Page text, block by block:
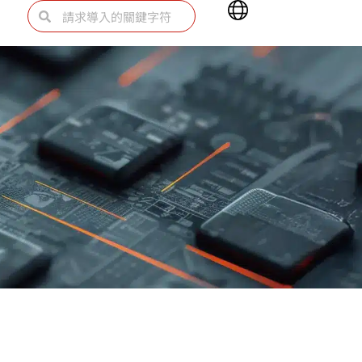
SearchSearch
Main
Menu